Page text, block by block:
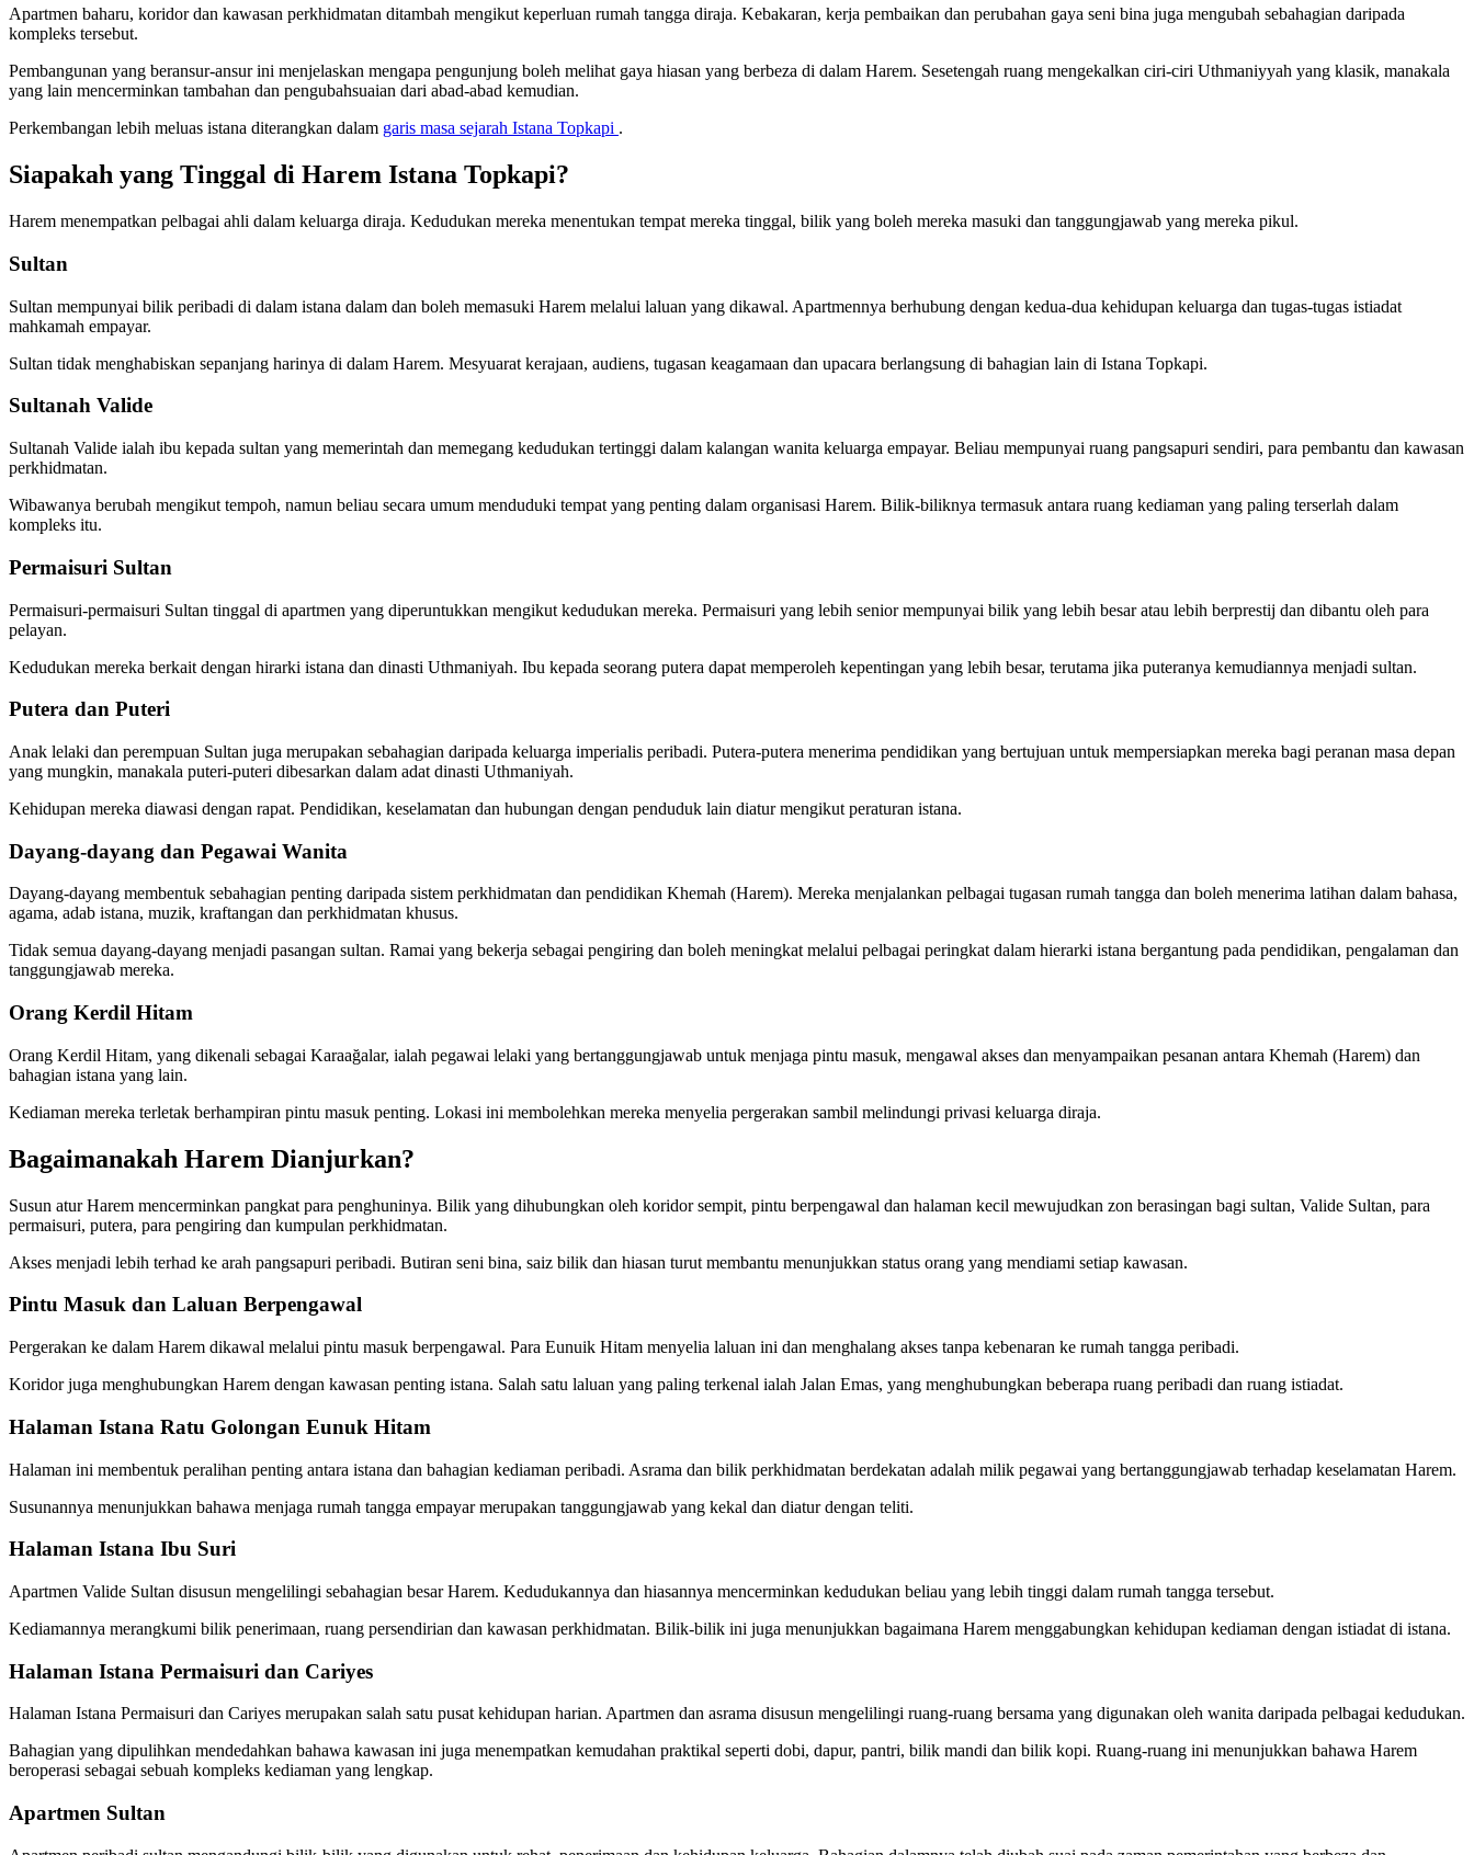
Apartmen baharu, koridor dan kawasan perkhidmatan ditambah mengikut keperluan rumah tangga diraja. Kebakaran, kerja pembaikan dan perubahan gaya seni bina juga mengubah sebahagian daripada
kompleks tersebut.
Pembangunan yang beransur-ansur ini menjelaskan mengapa pengunjung boleh melihat gaya hiasan yang berbeza di dalam Harem. Sesetengah ruang mengekalkan ciri-ciri Uthmaniyyah yang klasik, manakala
yang lain mencerminkan tambahan dan pengubahsuaian dari abad-abad kemudian.
Perkembangan lebih meluas istana diterangkan dalam garis masa sejarah Istana Topkapi .
Siapakah yang Tinggal di Harem Istana Topkapi?
Harem menempatkan pelbagai ahli dalam keluarga diraja. Kedudukan mereka menentukan tempat mereka tinggal, bilik yang boleh mereka masuki dan tanggungjawab yang mereka pikul.
Sultan
Sultan mempunyai bilik peribadi di dalam istana dalam dan boleh memasuki Harem melalui laluan yang dikawal. Apartmennya berhubung dengan kedua-dua kehidupan keluarga dan tugas-tugas istiadat
mahkamah empayar.
Sultan tidak menghabiskan sepanjang harinya di dalam Harem. Mesyuarat kerajaan, audiens, tugasan keagamaan dan upacara berlangsung di bahagian lain di Istana Topkapi.
Sultanah Valide
Sultanah Valide ialah ibu kepada sultan yang memerintah dan memegang kedudukan tertinggi dalam kalangan wanita keluarga empayar. Beliau mempunyai ruang pangsapuri sendiri, para pembantu dan kawasan
perkhidmatan.
Wibawanya berubah mengikut tempoh, namun beliau secara umum menduduki tempat yang penting dalam organisasi Harem. Bilik-biliknya termasuk antara ruang kediaman yang paling terserlah dalam
kompleks itu.
Permaisuri Sultan
Permaisuri-permaisuri Sultan tinggal di apartmen yang diperuntukkan mengikut kedudukan mereka. Permaisuri yang lebih senior mempunyai bilik yang lebih besar atau lebih berprestij dan dibantu oleh para
pelayan.
Kedudukan mereka berkait dengan hirarki istana dan dinasti Uthmaniyah. Ibu kepada seorang putera dapat memperoleh kepentingan yang lebih besar, terutama jika puteranya kemudiannya menjadi sultan.
Putera dan Puteri
Anak lelaki dan perempuan Sultan juga merupakan sebahagian daripada keluarga imperialis peribadi. Putera-putera menerima pendidikan yang bertujuan untuk mempersiapkan mereka bagi peranan masa depan
yang mungkin, manakala puteri-puteri dibesarkan dalam adat dinasti Uthmaniyah.
Kehidupan mereka diawasi dengan rapat. Pendidikan, keselamatan dan hubungan dengan penduduk lain diatur mengikut peraturan istana.
Dayang-dayang dan Pegawai Wanita
Dayang-dayang membentuk sebahagian penting daripada sistem perkhidmatan dan pendidikan Khemah (Harem). Mereka menjalankan pelbagai tugasan rumah tangga dan boleh menerima latihan dalam bahasa,
agama, adab istana, muzik, kraftangan dan perkhidmatan khusus.
Tidak semua dayang-dayang menjadi pasangan sultan. Ramai yang bekerja sebagai pengiring dan boleh meningkat melalui pelbagai peringkat dalam hierarki istana bergantung pada pendidikan, pengalaman dan
tanggungjawab mereka.
Orang Kerdil Hitam
Orang Kerdil Hitam, yang dikenali sebagai Karaağalar, ialah pegawai lelaki yang bertanggungjawab untuk menjaga pintu masuk, mengawal akses dan menyampaikan pesanan antara Khemah (Harem) dan
bahagian istana yang lain.
Kediaman mereka terletak berhampiran pintu masuk penting. Lokasi ini membolehkan mereka menyelia pergerakan sambil melindungi privasi keluarga diraja.
Bagaimanakah Harem Dianjurkan?
Susun atur Harem mencerminkan pangkat para penghuninya. Bilik yang dihubungkan oleh koridor sempit, pintu berpengawal dan halaman kecil mewujudkan zon berasingan bagi sultan, Valide Sultan, para
permaisuri, putera, para pengiring dan kumpulan perkhidmatan.
Akses menjadi lebih terhad ke arah pangsapuri peribadi. Butiran seni bina, saiz bilik dan hiasan turut membantu menunjukkan status orang yang mendiami setiap kawasan.
Pintu Masuk dan Laluan Berpengawal
Pergerakan ke dalam Harem dikawal melalui pintu masuk berpengawal. Para Eunuik Hitam menyelia laluan ini dan menghalang akses tanpa kebenaran ke rumah tangga peribadi.
Koridor juga menghubungkan Harem dengan kawasan penting istana. Salah satu laluan yang paling terkenal ialah Jalan Emas, yang menghubungkan beberapa ruang peribadi dan ruang istiadat.
Halaman Istana Ratu Golongan Eunuk Hitam
Halaman ini membentuk peralihan penting antara istana dan bahagian kediaman peribadi. Asrama dan bilik perkhidmatan berdekatan adalah milik pegawai yang bertanggungjawab terhadap keselamatan Harem.
Susunannya menunjukkan bahawa menjaga rumah tangga empayar merupakan tanggungjawab yang kekal dan diatur dengan teliti.
Halaman Istana Ibu Suri
Apartmen Valide Sultan disusun mengelilingi sebahagian besar Harem. Kedudukannya dan hiasannya mencerminkan kedudukan beliau yang lebih tinggi dalam rumah tangga tersebut.
Kediamannya merangkumi bilik penerimaan, ruang persendirian dan kawasan perkhidmatan. Bilik-bilik ini juga menunjukkan bagaimana Harem menggabungkan kehidupan kediaman dengan istiadat di istana.
Halaman Istana Permaisuri dan Cariyes
Halaman Istana Permaisuri dan Cariyes merupakan salah satu pusat kehidupan harian. Apartmen dan asrama disusun mengelilingi ruang-ruang bersama yang digunakan oleh wanita daripada pelbagai kedudukan.
Bahagian yang dipulihkan mendedahkan bahawa kawasan ini juga menempatkan kemudahan praktikal seperti dobi, dapur, pantri, bilik mandi dan bilik kopi. Ruang-ruang ini menunjukkan bahawa Harem
beroperasi sebagai sebuah kompleks kediaman yang lengkap.
Apartmen Sultan